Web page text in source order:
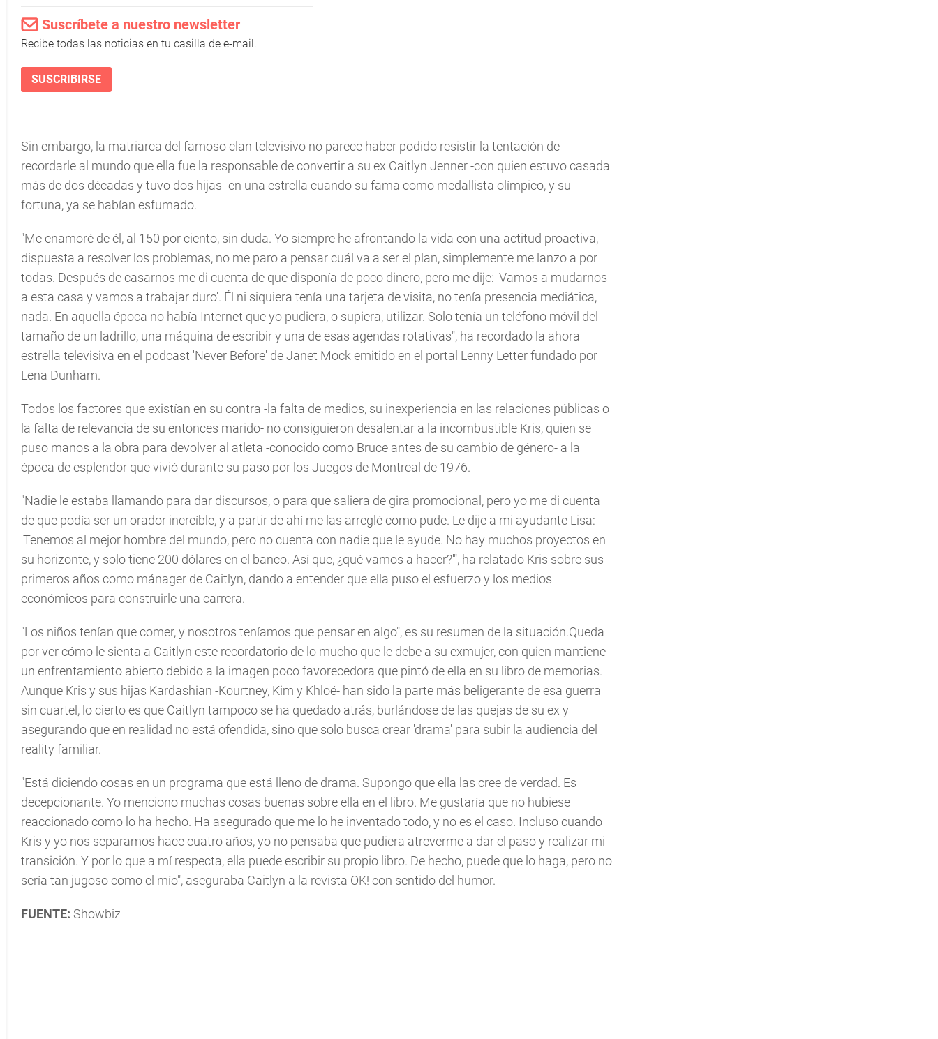
Suscríbete a nuestro newsletter
Recibe todas las noticias en tu casilla de e-mail.
SUSCRIBIRSE
Sin embargo, la matriarca del famoso clan televisivo no parece haber podido resistir la tentación de
recordarle al mundo que ella fue la responsable de convertir a su ex Caitlyn Jenner -con quien estuvo casada
más de dos décadas y tuvo dos hijas- en una estrella cuando su fama como medallista olímpico, y su
fortuna, ya se habían esfumado.
"Me enamoré de él, al 150 por ciento, sin duda. Yo siempre he afrontando la vida con una actitud proactiva,
dispuesta a resolver los problemas, no me paro a pensar cuál va a ser el plan, simplemente me lanzo a por
todas. Después de casarnos me di cuenta de que disponía de poco dinero, pero me dije: 'Vamos a mudarnos
a esta casa y vamos a trabajar duro'. Él ni siquiera tenía una tarjeta de visita, no tenía presencia mediática,
nada. En aquella época no había Internet que yo pudiera, o supiera, utilizar. Solo tenía un teléfono móvil del
tamaño de un ladrillo, una máquina de escribir y una de esas agendas rotativas", ha recordado la ahora
estrella televisiva en el podcast 'Never Before' de Janet Mock emitido en el portal Lenny Letter fundado por
Lena Dunham.
Todos los factores que existían en su contra -la falta de medios, su inexperiencia en las relaciones públicas o
la falta de relevancia de su entonces marido- no consiguieron desalentar a la incombustible Kris, quien se
puso manos a la obra para devolver al atleta -conocido como Bruce antes de su cambio de género- a la
época de esplendor que vivió durante su paso por los Juegos de Montreal de 1976.
"Nadie le estaba llamando para dar discursos, o para que saliera de gira promocional, pero yo me di cuenta
de que podía ser un orador increíble, y a partir de ahí me las arreglé como pude. Le dije a mi ayudante Lisa:
'Tenemos al mejor hombre del mundo, pero no cuenta con nadie que le ayude. No hay muchos proyectos en
su horizonte, y solo tiene 200 dólares en el banco. Así que, ¿qué vamos a hacer?'", ha relatado Kris sobre sus
primeros años como mánager de Caitlyn, dando a entender que ella puso el esfuerzo y los medios
económicos para construirle una carrera.
"Los niños tenían que comer, y nosotros teníamos que pensar en algo", es su resumen de la situación.Queda
por ver cómo le sienta a Caitlyn este recordatorio de lo mucho que le debe a su exmujer, con quien mantiene
un enfrentamiento abierto debido a la imagen poco favorecedora que pintó de ella en su libro de memorias.
Aunque Kris y sus hijas Kardashian -Kourtney, Kim y Khloé- han sido la parte más beligerante de esa guerra
sin cuartel, lo cierto es que Caitlyn tampoco se ha quedado atrás, burlándose de las quejas de su ex y
asegurando que en realidad no está ofendida, sino que solo busca crear 'drama' para subir la audiencia del
reality familiar.
"Está diciendo cosas en un programa que está lleno de drama. Supongo que ella las cree de verdad. Es
decepcionante. Yo menciono muchas cosas buenas sobre ella en el libro. Me gustaría que no hubiese
reaccionado como lo ha hecho. Ha asegurado que me lo he inventado todo, y no es el caso. Incluso cuando
Kris y yo nos separamos hace cuatro años, yo no pensaba que pudiera atreverme a dar el paso y realizar mi
transición. Y por lo que a mí respecta, ella puede escribir su propio libro. De hecho, puede que lo haga, pero no
sería tan jugoso como el mío", aseguraba Caitlyn a la revista OK! con sentido del humor.
FUENTE: Showbiz